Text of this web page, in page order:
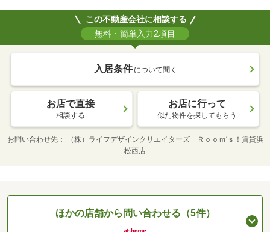
この不動産会社に相談する
無料・簡単入力2項目
入居条件 について聞く
お店で直接
相談する
お店に行って
似た物件を探してもらう
お問い合わせ先
（株）ライフデザインクリエイターズ Ｒｏｏｍ’ｓ！賃貸浜
松西店
ほかの店舗から問い合わせる（5件）